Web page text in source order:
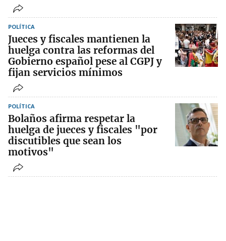
POLÍTICA
Jueces y fiscales mantienen la
huelga contra las reformas del
Gobierno español pese al CGPJ y
fijan servicios mínimos
POLÍTICA
Bolaños afirma respetar la
huelga de jueces y fiscales "por
discutibles que sean los
motivos"